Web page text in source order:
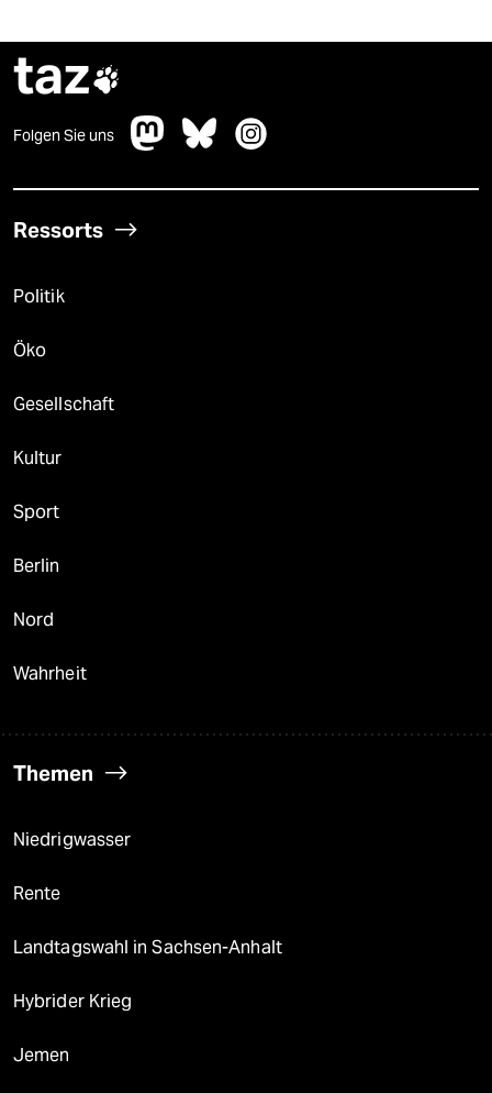
taz
Folgen Sie uns
Ressorts
Politik
Öko
Gesellschaft
Kultur
Sport
Berlin
Nord
Wahrheit
Themen
Niedrigwasser
Rente
Landtagswahl in Sachsen-Anhalt
Hybrider Krieg
Jemen